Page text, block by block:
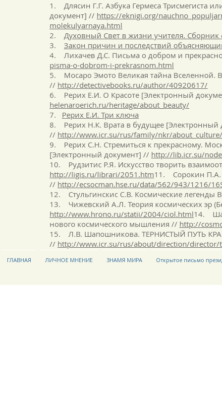
1. Длясин Г.Г. Азбука Гермеса Трисмегиста
документ] // https://eknigi.org/
molekulyarnaya.html
2. Духовный Свет в жизни учителя. Сборник
3. Закон причин и последствий
4. Лихачев Д.С. Письма о добром и
pisma-o-dobrom-i-prekrasnom.html
5. Мосаро Эмото Великая тайна Вселенной.
// http://detectivebooks.ru/author/40920617/
6. Рерих Е.И. О Красоте [Электронный
helenaroerich.ru/heritage/about_beauty/
7. Рерих Е.И. Три ключа
8. Рерих Н.К. Врата в будущее [Электронный
// http://www.icr.su/rus/family/nkr/
9. Рерих С.Н. Стремиться к прекрасному.
[Электронный документ] // http://lib.icr.su/
10. Рудзитис Р.Я. Искусство творить
http://ligis.ru/librari/2051.htm11. Сорокин П.А.
// http://ecsocman.hse.ru/data/562/943/1216/
12. Стульгинскис С.В. Космические легенды
13. Чижевский А.Л. Теория космических эр
http://www.hrono.ru/statii/2004/ciol.html14.
нового космического мышления // http://
15. Л.В. Шапошникова. ТЕРНИСТЫЙ ПУТЬ
// http://www.icr.su/rus/about/direction/director/
ГЛАВНАЯ ЛИЧНОЕ МНЕНИЕ ЗНАМЯ МИРА Открытое письмо